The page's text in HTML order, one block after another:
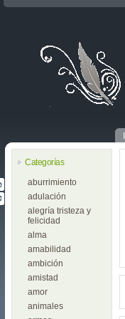
Categorías
aburrimiento
adulación
alegría tristeza y
felicidad
alma
amabilidad
ambición
amistad
amor
animales